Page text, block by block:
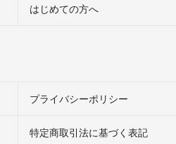
はじめての方へ
プライバシーポリシー
特定商取引法に基づく表記